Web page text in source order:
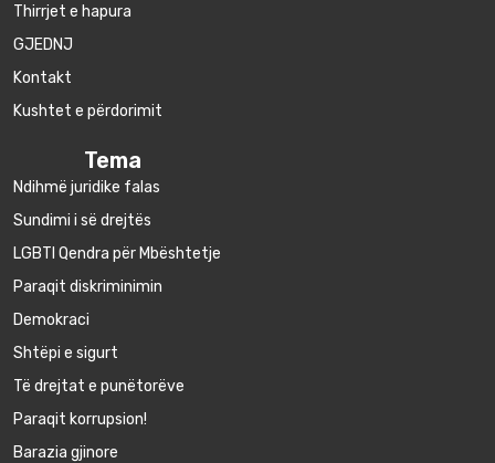
Thirrjet e hapura
GJEDNJ
Kontakt
Kushtet e përdorimit
Tema
Ndihmë juridike falas
Sundimi i së drejtës
LGBTI Qendra për Mbështetje
Paraqit diskriminimin
Demokraci
Shtëpi e sigurt
Të drejtat e punëtorëve
Paraqit korrupsion!
Barazia gjinore